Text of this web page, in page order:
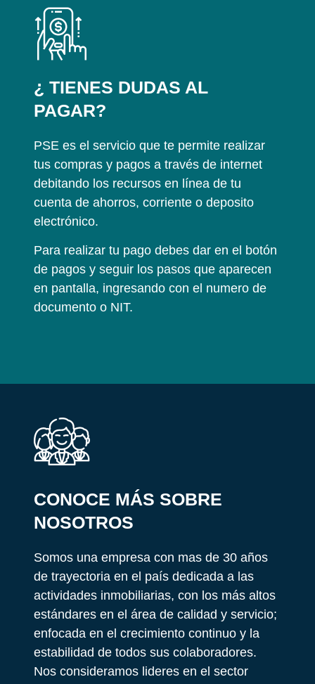
¿ TIENES DUDAS AL
PAGAR?
PSE es el servicio que te permite realizar
tus compras y pagos a través de internet
debitando los recursos en línea de tu
cuenta de ahorros, corriente o deposito
electrónico.
Para realizar tu pago debes dar en el botón
de pagos y seguir los pasos que aparecen
en pantalla, ingresando con el numero de
documento o NIT.
CONOCE MÁS SOBRE
NOSOTROS
Somos una empresa con mas de 30 años
de trayectoria en el país dedicada a las
actividades inmobiliarias, con los más altos
estándares en el área de calidad y servicio;
enfocada en el crecimiento continuo y la
estabilidad de todos sus colaboradores.
Nos consideramos lideres en el sector